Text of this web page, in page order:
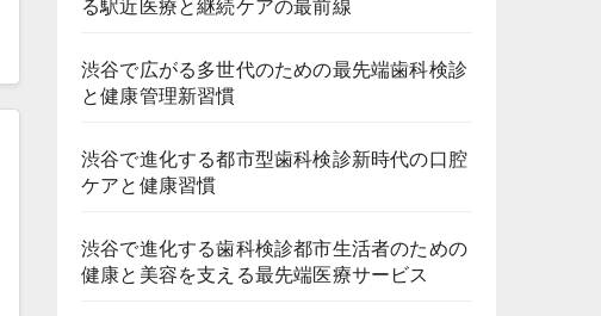
る駅近医療と継続ケアの最前線
渋谷で広がる多世代のための最先端歯科検診
と健康管理新習慣
渋谷で進化する都市型歯科検診新時代の口腔
ケアと健康習慣
渋谷で進化する歯科検診都市生活者のための
健康と美容を支える最先端医療サービス